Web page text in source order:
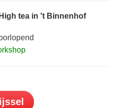
tea in 't Binnenhof